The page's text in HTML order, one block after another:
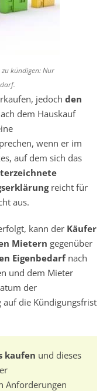
kündigen: Nur
jedoch den
dem Hauskauf
wenn er im
auf dem sich das
reicht für
aus.
kann der Käufer
Mietern gegenüber
Eigenbedarfnach
und dem Mieter
der
auf die Kündigungsfrist
kaufen und dieses
Anforderungen